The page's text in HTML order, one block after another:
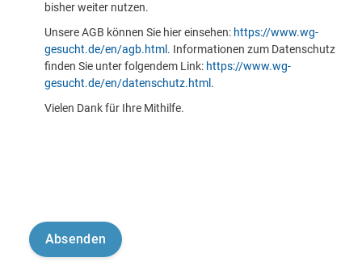
bisher weiter nutzen.
Unsere AGB können Sie hier einsehen: https://www.wg-
gesucht.de/en/agb.html . Informationen zum Datenschutz
finden Sie unter folgendem Link: https://www.wg-
gesucht.de/en/datenschutz.html .
Vielen Dank für Ihre Mithilfe.